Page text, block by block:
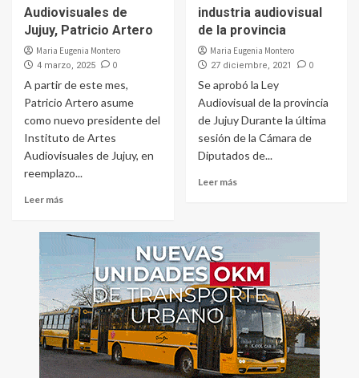
Audiovisuales de
Jujuy, Patricio Artero
Maria Eugenia Montero
4 marzo, 2025 0
A partir de este mes,
Patricio Artero asume
como nuevo presidente del
Instituto de Artes
Audiovisuales de Jujuy, en
reemplazo...
Leer más
industria audiovisual
de la provincia
Maria Eugenia Montero
27 diciembre, 2021 0
Se aprobó la Ley
Audiovisual de la provincia
de Jujuy Durante la última
sesión de la Cámara de
Diputados de...
Leer más